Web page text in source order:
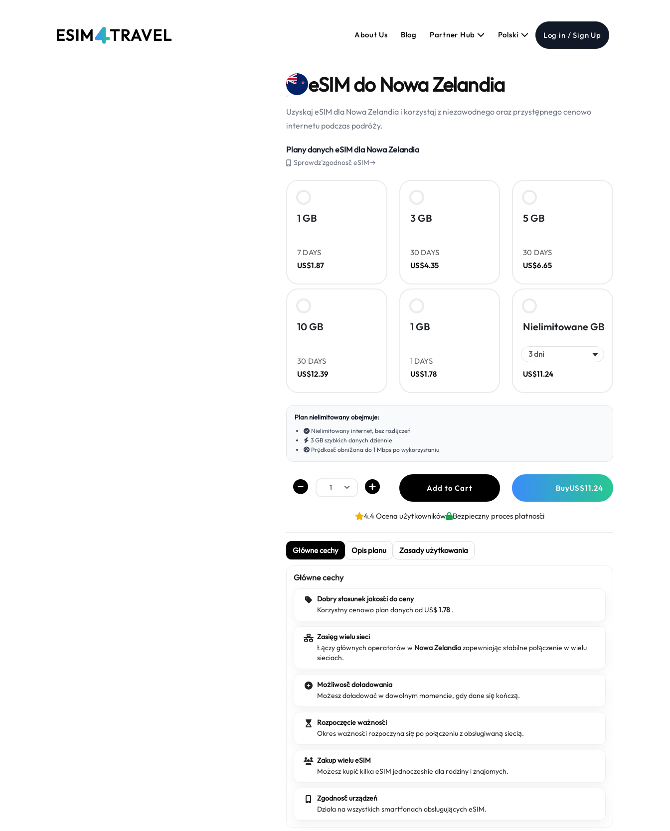
About Us Blog Partner Hub Polski Log in / Sign Up
eSIM do Nowa Zelandia
Uzyskaj eSIM dla Nowa Zelandia i korzystaj z niezawodnego oraz przystępnego cenowo
internetu podczas podróży.
Plany danych eSIM dla Nowa Zelandia
Sprawdź zgodność eSIM→
1 GB
7 DAYS
US$1.87
3 GB
30 DAYS
US$4.35
5 GB
30 DAYS
US$6.65
10 GB
30 DAYS
US$12.39
1 GB
1 DAYS
US$1.78
Nielimitowane GB
US$11.24
Plan nielimitowany obejmuje:
Nielimitowany internet, bez rozłączeń
3 GB szybkich danych dziennie
Prędkość obniżona do 1 Mbps po wykorzystaniu
Add to Cart BuyUS$11.24
4.4 Ocena użytkowników Bezpieczny proces płatności
Główne cechy Opis planu Zasady użytkowania
Główne cechy
Dobry stosunek jakości do ceny
Korzystny cenowo plan danych od US$1.78 .
Zasięg wielu sieci
Łączy głównych operatorów w Nowa Zelandiazapewniając stabilne połączenie w wielu
sieciach.
Możliwość doładowania
Możesz doładować w dowolnym momencie, gdy dane się kończą.
Rozpoczęcie ważności
Okres ważności rozpoczyna się po połączeniu z obsługiwaną siecią.
Zakup wielu eSIM
Możesz kupić kilka eSIM jednocześnie dla rodziny i znajomych.
Zgodność urządzeń
Działa na wszystkich smartfonach obsługujących eSIM.